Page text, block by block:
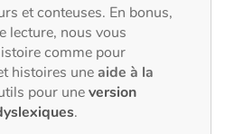
aventure
et conteuses. En bonus,
lecture, nous vous
comme pour
histoires uneaide à la
pour uneversion
.